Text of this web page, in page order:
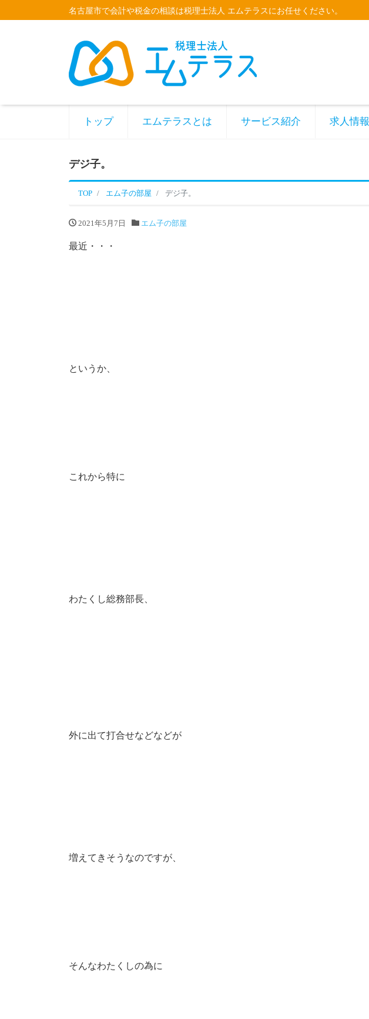
名古屋市で会計や税金の相談は税理士法人 エムテラスにお任せください。
トップ エムテラスとは サービス紹介 求人情報
デジ子。
TOP エム子の部屋 デジ子。
2021年5月7日 エム子の部屋
最近・・・
というか、
これから特に
わたくし総務部長、
外に出て打合せなどなどが
増えてきそうなのですが、
そんなわたくしの為に